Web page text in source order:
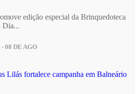
edição especial da Brinquedoteca
Dia...
- 08 DE AGO